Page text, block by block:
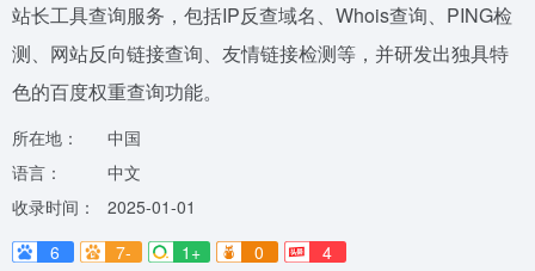
站长工具查询服务，包括IP反查域名、Whois查询、PING检
测、网站反向链接查询、友情链接检测等，并研发出独具特
色的百度权重查询功能。
所在地：
中国
语言：
中文
收录时间：
2025-01-01
6
7- 1+ 0 4